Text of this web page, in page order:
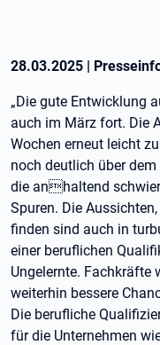
28.03.2025 |
„Die gute Entwicklung
auch im März fort. Die
Wochen erneut leicht
noch deutlich über
die anhaltend
Spuren. Die
finden sind auch in
einer beruflichen
Ungelernte. Fachkräfte
weiterhin bessere
Die berufliche
für die Unternehmen